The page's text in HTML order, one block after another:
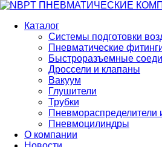
Перейти
основному
содержанию
Каталог
Системы подготовки
Пневматические
Быстроразъемные
Дроссели и клапаны
Вакуум
Глушители
Трубки
Пневмоцилиндры
О компании